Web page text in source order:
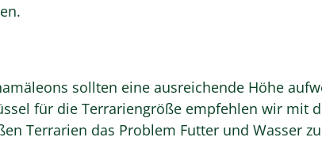
sollten eine ausreichende Höhe
für die Terrariengröße empfehlen wir mit
Terrarien das Problem Futter und Wasser